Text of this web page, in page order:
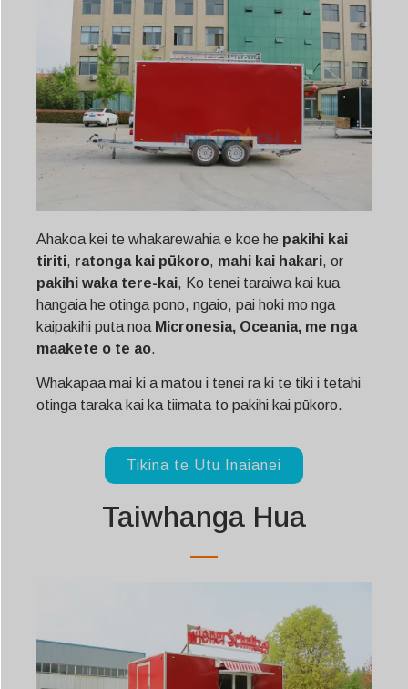
Ahakoa kei te whakarewahia e koe he pakihi kai
tiriti, ratonga kai pūkoro, mahi kai hakari, or
pakihi waka tere-kai, Ko tenei taraiwa kai kua
hangaia he otinga pono, ngaio, pai hoki mo nga
kaipakihi puta noa Micronesia, Oceania, me nga
maakete o te ao.
Whakapaa mai ki a matou i tenei ra ki te tiki i tetahi
otinga taraka kai ka tiimata to pakihi kai pūkoro.
Tikina te Utu Inaianei
Taiwhanga Hua